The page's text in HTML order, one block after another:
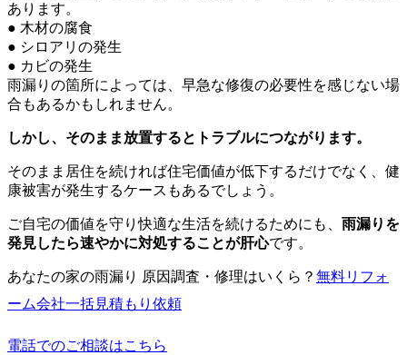
あります。
● 木材の腐食
● シロアリの発生
● カビの発生
雨漏りの箇所によっては、早急な修復の必要性を感じない場
合もあるかもしれません。
しかし、そのまま放置するとトラブルにつながります。
そのまま居住を続ければ住宅価値が低下するだけでなく、健
康被害が発生するケースもあるでしょう。
ご自宅の価値を守り快適な生活を続けるためにも、 雨漏りを
発見したら速やかに対処することが肝心です。
あなたの家の雨漏り 原因調査・修理はいくら？ 無料リフォ
ーム会社一括見積もり依頼
電話でのご相談はこちら